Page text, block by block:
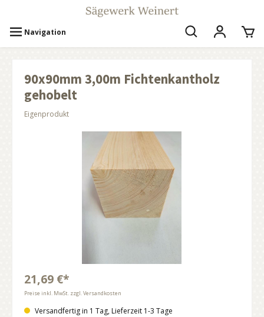
Navigation
90x90mm 3,00m Fichtenkantholz
gehobelt
Eigenprodukt
21,69 €*
Preise inkl. MwSt. zzgl. Versandkosten
Versandfertig in 1 Tag, Lieferzeit 1-3 Tage